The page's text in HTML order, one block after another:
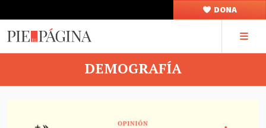
DONA
DEMOGRAFÍA